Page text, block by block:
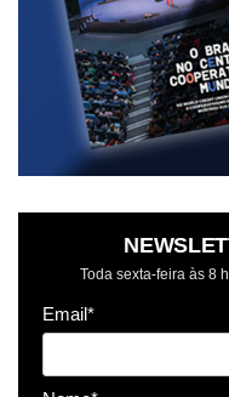
Toda sexta-feira às 8
Email*